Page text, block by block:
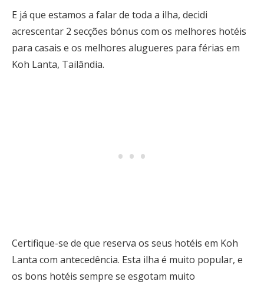
E já que estamos a falar de toda a ilha, decidi
acrescentar 2 secções bónus com os melhores hotéis
para casais e os melhores alugueres para férias em
Koh Lanta, Tailândia.
Certifique-se de que reserva os seus hotéis em Koh
Lanta com antecedência. Esta ilha é muito popular, e
os bons hotéis sempre se esgotam muito